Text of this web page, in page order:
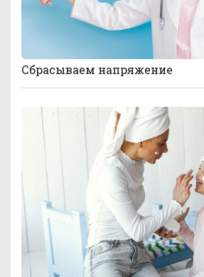
Сбрасываем напряжение